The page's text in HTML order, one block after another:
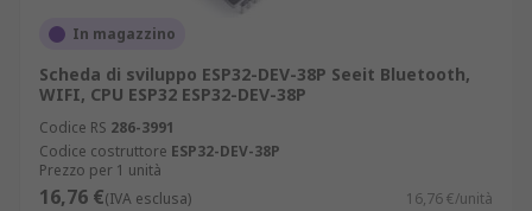
Sensori
Wi-Fi
In magazzino
Scheda di sviluppo ESP32-DEV-38P Seeit Bluetooth,
WIFI, CPU ESP32 ESP32-DEV-38P
Codice RS 286-3991
Codice costruttore ESP32-DEV-38P
Prezzo per 1 unità
16,76 €(IVA esclusa) 16,76 €/unità